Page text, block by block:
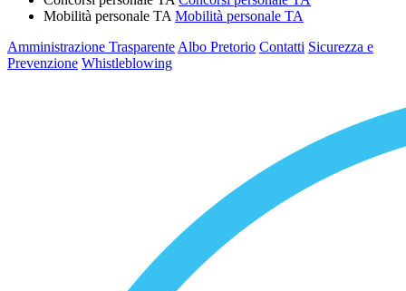
Mobilità personale TA Mobilità personale TA
Amministrazione Trasparente Albo Pretorio Contatti Sicurezza e
Prevenzione Whistleblowing